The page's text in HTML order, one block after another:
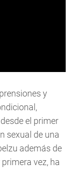
y
el primer
sexual de una
además de
vez, ha